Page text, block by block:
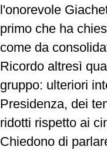
l'onorevole
primo che ha
come da
Ricordo altresì
gruppo: ulteriori
Presidenza, dei
ridotti rispetto ai
Chiedono di